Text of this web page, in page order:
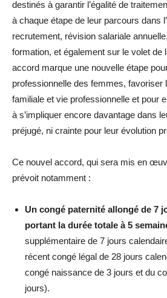
destinés à garantir l’égalité de
à chaque étape de leur parcours dans
recrutement, révision salariale
formation, et également sur le volet de
accord marque une nouvelle étape
professionnelle des femmes, favoriser
familiale et vie professionnelle et pour
à s’impliquer encore davantage dans
préjugé, ni crainte pour leur évolution
Ce nouvel accord, qui sera mis en
prévoit notamment :
Un congé paternité allongé de 7
portant la durée totale à 5
supplémentaire de 7 jours
récent congé légal de 28 jours
congé naissance de 3 jours et du
jours).